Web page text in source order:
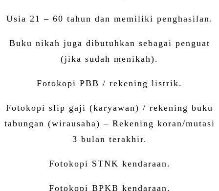
Usia 21 – 60 tahun dan memiliki penghasilan.
Buku nikah juga dibutuhkan sebagai penguat
(jika sudah menikah).
Fotokopi PBB / rekening listrik.
Fotokopi slip gaji (karyawan) / rekening buku
tabungan (wirausaha) – Rekening koran/mutasi
3 bulan terakhir.
Fotokopi STNK kendaraan.
Fotokopi BPKB kendaraan.